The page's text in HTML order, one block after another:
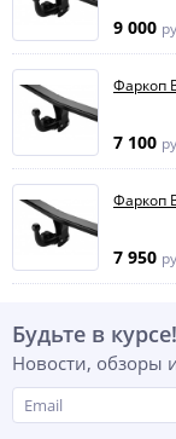
9 000
Фаркоп
7 100
Фаркоп
7 950
Будьте в курсе!
Новости, обзоры